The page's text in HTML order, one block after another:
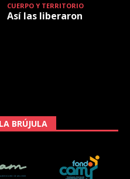
CUERPO Y TERRITORIO
Así las liberaron
BRÚJULA